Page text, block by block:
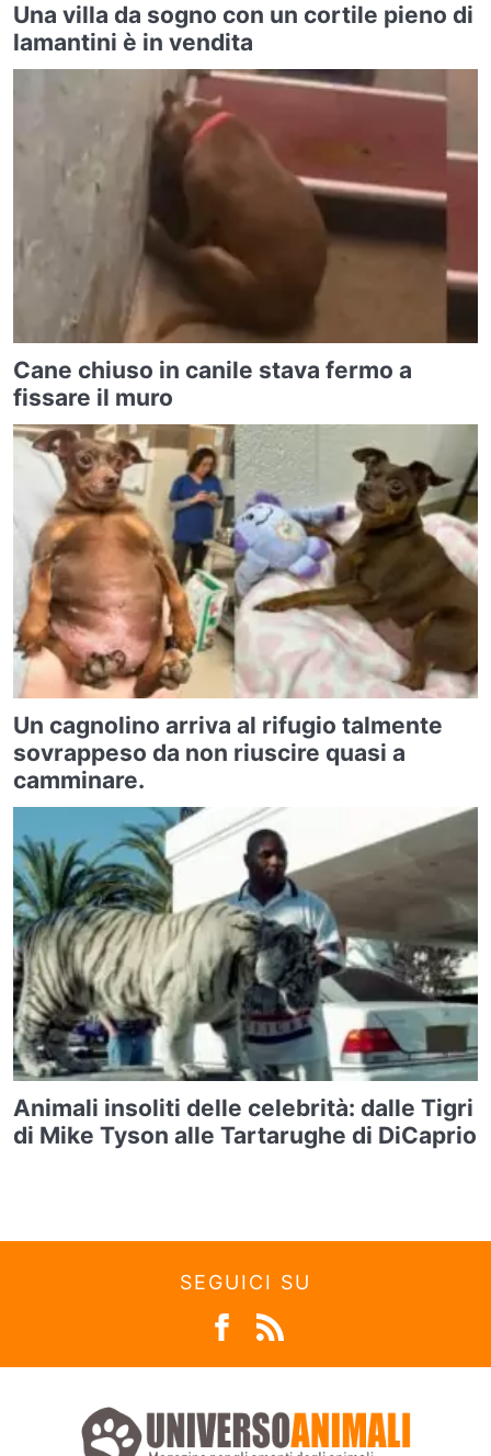
Una villa da sogno con un cortile pieno di
lamantini è in vendita
Cane chiuso in canile stava fermo a
fissare il muro
Un cagnolino arriva al rifugio talmente
sovrappeso da non riuscire quasi a
camminare.
Animali insoliti delle celebrità: dalle Tigri
di Mike Tyson alle Tartarughe di DiCaprio
SEGUICI SU